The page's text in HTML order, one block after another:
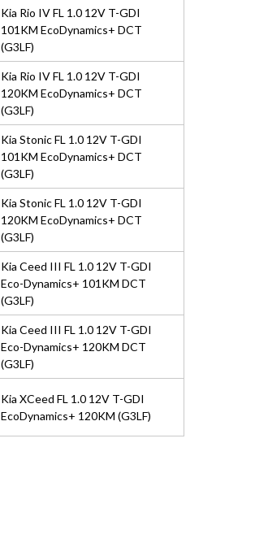
Kia Rio IV FL 1.0 12V T-GDI
101KM EcoDynamics+ DCT
(G3LF)
Kia Rio IV FL 1.0 12V T-GDI
120KM EcoDynamics+ DCT
(G3LF)
Kia Stonic FL 1.0 12V T-GDI
101KM EcoDynamics+ DCT
(G3LF)
Kia Stonic FL 1.0 12V T-GDI
120KM EcoDynamics+ DCT
(G3LF)
Kia Ceed III FL 1.0 12V T-GDI
Eco-Dynamics+ 101KM DCT
(G3LF)
Kia Ceed III FL 1.0 12V T-GDI
Eco-Dynamics+ 120KM DCT
(G3LF)
Kia XCeed FL 1.0 12V T-GDI
EcoDynamics+ 120KM (G3LF)